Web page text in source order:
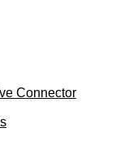
Connector